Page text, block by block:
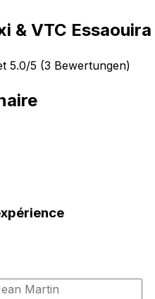
& VTC Essaouira
5.0/5 (3 Bewertungen)